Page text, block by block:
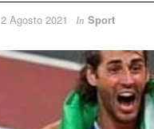
2 Agosto 2021 In Sport